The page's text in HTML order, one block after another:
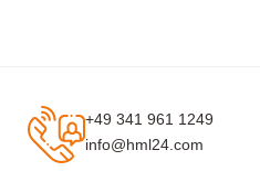
+49 341 961 1249
info@hml24.com